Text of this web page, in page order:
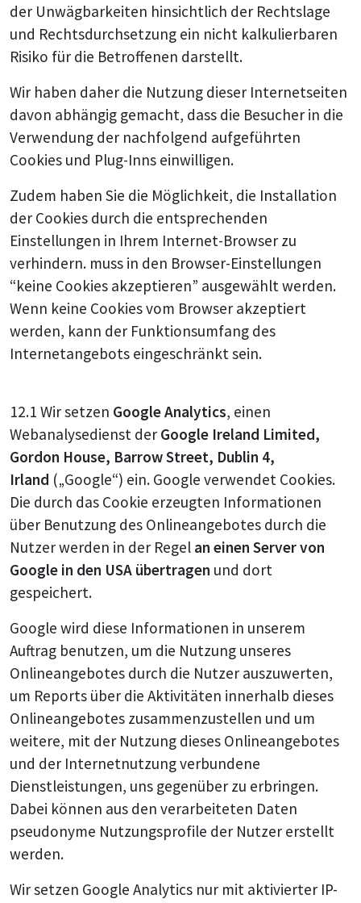
der Unwägbarkeiten hinsichtlich der Rechtslage
und Rechtsdurchsetzung ein nicht kalkulierbaren
Risiko für die Betroffenen darstellt.
Wir haben daher die Nutzung dieser Internetseiten
davon abhängig gemacht, dass die Besucher in die
Verwendung der nachfolgend aufgeführten
Cookies und Plug-Inns einwilligen.
Zudem haben Sie die Möglichkeit, die Installation
der Cookies durch die entsprechenden
Einstellungen in Ihrem Internet-Browser zu
verhindern. muss in den Browser-Einstellungen
“keine Cookies akzeptieren” ausgewählt werden.
Wenn keine Cookies vom Browser akzeptiert
werden, kann der Funktionsumfang des
Internetangebots eingeschränkt sein.
12.1 Wir setzen Google Analytics, einen
Webanalysedienst der Google Ireland Limited,
Gordon House, Barrow Street, Dublin 4,
Irland („Google“) ein. Google verwendet Cookies.
Die durch das Cookie erzeugten Informationen
über Benutzung des Onlineangebotes durch die
Nutzer werden in der Regel an einen Server von
Google in den USA übertragen und dort
gespeichert.
Google wird diese Informationen in unserem
Auftrag benutzen, um die Nutzung unseres
Onlineangebotes durch die Nutzer auszuwerten,
um Reports über die Aktivitäten innerhalb dieses
Onlineangebotes zusammenzustellen und um
weitere, mit der Nutzung dieses Onlineangebotes
und der Internetnutzung verbundene
Dienstleistungen, uns gegenüber zu erbringen.
Dabei können aus den verarbeiteten Daten
pseudonyme Nutzungsprofile der Nutzer erstellt
werden.
Wir setzen Google Analytics nur mit aktivierter IP-